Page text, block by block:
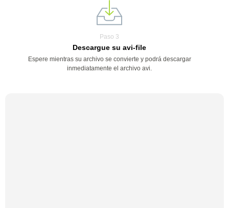
Paso 3
Descargue su avi-file
Espere mientras su archivo se convierte y podrá descargar
inmediatamente el archivo avi.